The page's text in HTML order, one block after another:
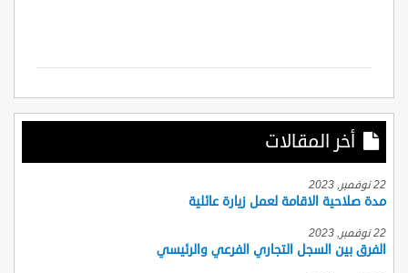
أخر المقالات
22 نوفمبر, 2023
مدة صلاحية الاقامة لعمل زيارة عائلية
22 نوفمبر, 2023
الفرق بين السجل التجاري الفرعي والرئيسي